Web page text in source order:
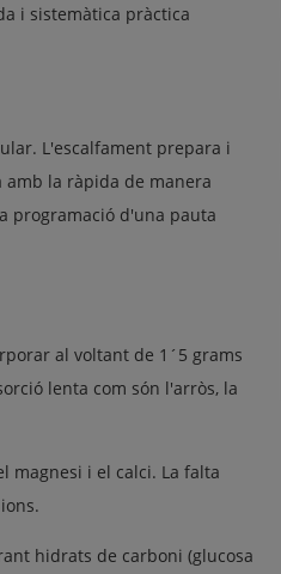
i sistemàtica pràctica
L'escalfament prepara i
la ràpida de manera
programació d'una pauta
al voltant de 1´5 grams
lenta com són l'arròs, la
magnesi i el calci. La falta
hidrats de carboni (glucosa